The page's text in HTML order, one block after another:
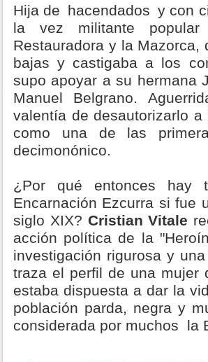
Hija de hacendados y con
la vez militante
Restauradora y la
bajas y castigaba a los
supo apoyar a su hermana
Manuel Belgrano.
valentía de desautorizarlo
como una de las
decimonónico.
¿Por qué entonces hay
Encarnación Ezcurra si fue
siglo XIX? Cristian Vitale
acción política de la
investigación rigurosa y
traza el perfil de una mujer
estaba dispuesta a dar la
población parda, negra y
considerada por muchos la